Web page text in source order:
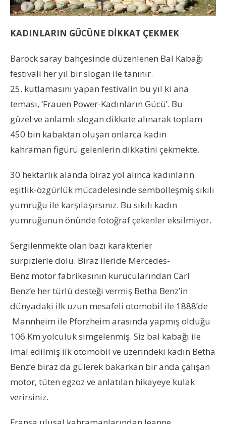
KADINLARIN GÜCÜNE DİKKAT ÇEKMEK
Barock saray bahçesinde düzenlenen Bal Kabağı
festivali her yıl bir slogan ile tanınır.
25. kutlamasını yapan festivalin bu yıl ki ana
teması, ‘Frauen Power-Kadınların Gücü’. Bu
güzel ve anlamlı slogan dikkate alınarak toplam
450 bin kabaktan oluşan onlarca kadın
kahraman figürü gelenlerin dikkatini çekmekte.
30 hektarlık alanda biraz yol alınca kadınların
eşitlik-özgürlük mücadelesinde sembolleşmiş sıkılı
yumruğu ile karşılaşırsınız. Bu sıkılı kadın
yumruğunun önünde fotoğraf çekenler eksilmiyor.
Sergilenmekte olan bazı karakterler
sürpizlerle dolu. Biraz ileride Mercedes-
Benz motor fabrikasının kurucularından Carl
Benz’e her türlü desteği vermiş Betha Benz’in
dünyadaki ilk uzun mesafeli otomobil ile 1888’de
Mannheim ile Pforzheim arasında yapmış olduğu
106 Km yolculuk simgelenmiş. Siz bal kabağı ile
imal edilmiş ilk otomobil ve üzerindeki kadın Betha
Benz’e biraz da gülerek bakarkan bir anda çalışan
motor, tüten egzoz ve anlatılan hikayeye kulak
verirsiniz.